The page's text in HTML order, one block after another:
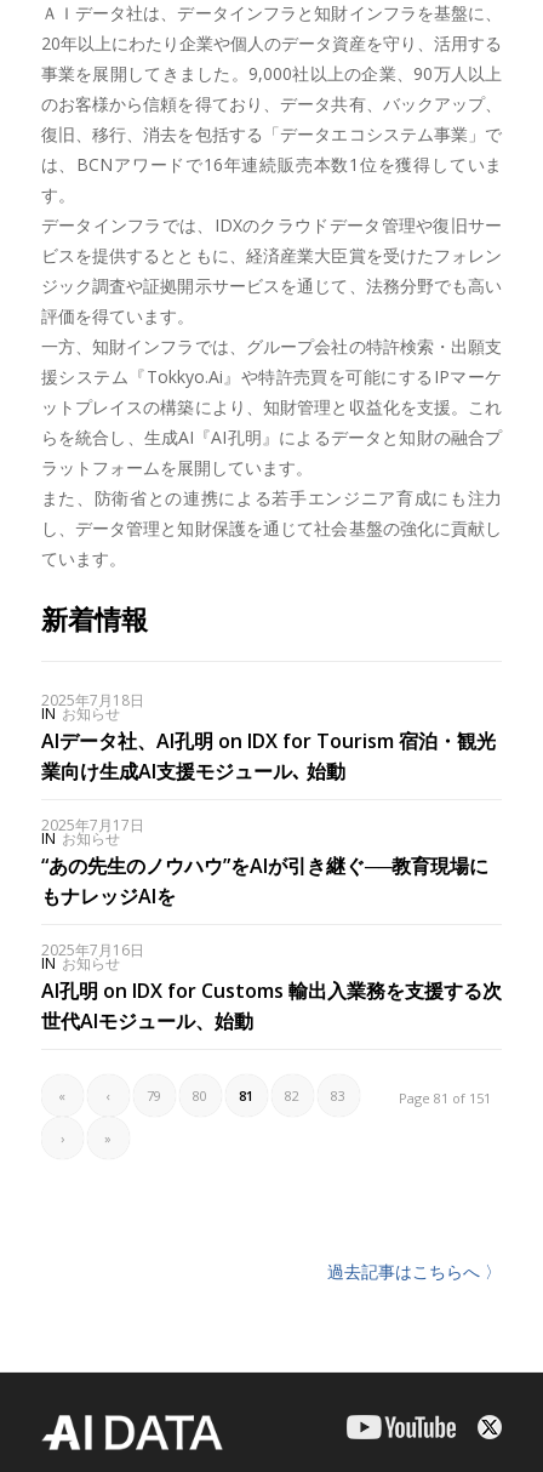
ＡＩデータ社は、データインフラと知財インフラを基盤に、
20年以上にわたり企業や個人のデータ資産を守り、活用する
事業を展開してきました。9,000社以上の企業、90万人以上
のお客様から信頼を得ており、データ共有、バックアップ、
復旧、移行、消去を包括する「データエコシステム事業」で
は、BCNアワードで16年連続販売本数1位を獲得していま
す。
データインフラでは、IDXのクラウドデータ管理や復旧サー
ビスを提供するとともに、経済産業大臣賞を受けたフォレン
ジック調査や証拠開示サービスを通じて、法務分野でも高い
評価を得ています。
一方、知財インフラでは、グループ会社の特許検索・出願支
援システム『Tokkyo.Ai』や特許売買を可能にするIPマーケ
ットプレイスの構築により、知財管理と収益化を支援。これ
らを統合し、生成AI『AI孔明』によるデータと知財の融合プ
ラットフォームを展開しています。
また、防衛省との連携による若手エンジニア育成にも注力
し、データ管理と知財保護を通じて社会基盤の強化に貢献し
ています。
新着情報
2025年7月18日
IN お知らせ
AIデータ社、AI孔明 on IDX for Tourism 宿泊・観光
業向け生成AI支援モジュール､ 始動
2025年7月17日
IN お知らせ
“あの先生のノウハウ”をAIが引き継ぐ──教育現場に
もナレッジAIを
2025年7月16日
IN お知らせ
AI孔明 on IDX for Customs 輸出入業務を支援する次
世代AIモジュール、始動
Page 81 of 151
« ‹ 79 80 81 82 83
› »
過去記事はこちらへ 〉